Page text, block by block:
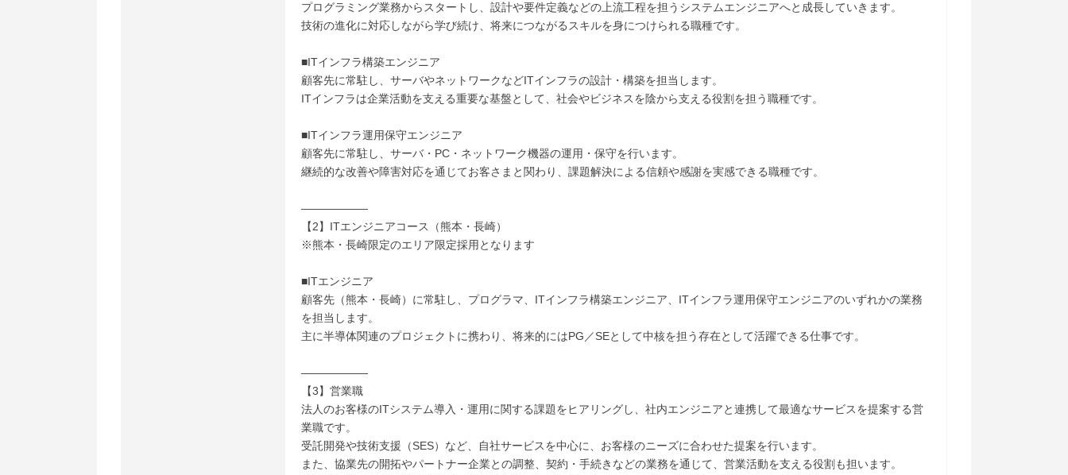
プログラミング業務からスタートし、設計や要件定義などの上流工程を担うシステムエンジニアへと成長していきます。
技術の進化に対応しながら学び続け、将来につながるスキルを身につけられる職種です。
■ITインフラ構築エンジニア
顧客先に常駐し、サーバやネットワークなどITインフラの設計・構築を担当します。
ITインフラは企業活動を支える重要な基盤として、社会やビジネスを陰から支える役割を担う職種です。
■ITインフラ運用保守エンジニア
顧客先に常駐し、サーバ・PC・ネットワーク機器の運用・保守を行います。
継続的な改善や障害対応を通じてお客さまと関わり、課題解決による信頼や感謝を実感できる職種です。
――――――
【2】ITエンジニアコース（熊本・長崎）
※熊本・長崎限定のエリア限定採用となります
■ITエンジニア
顧客先（熊本・長崎）に常駐し、プログラマ、ITインフラ構築エンジニア、ITインフラ運用保守エンジニアのいずれかの業務
を担当します。
主に半導体関連のプロジェクトに携わり、将来的にはPG／SEとして中核を担う存在として活躍できる仕事です。
――――――
【3】営業職
法人のお客様のITシステム導入・運用に関する課題をヒアリングし、社内エンジニアと連携して最適なサービスを提案する営
業職です。
受託開発や技術支援（SES）など、自社サービスを中心に、お客様のニーズに合わせた提案を行います。
また、協業先の開拓やパートナー企業との調整、契約・手続きなどの業務を通じて、営業活動を支える役割も担います。